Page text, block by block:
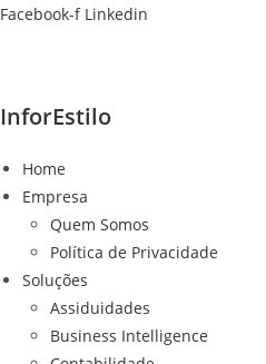
Ir
Facebook-f Linkedin
InforEstilo
Home
Empresa
Quem Somos
Política de Privacidade
Soluções
Assiduidades
Business Intelligence